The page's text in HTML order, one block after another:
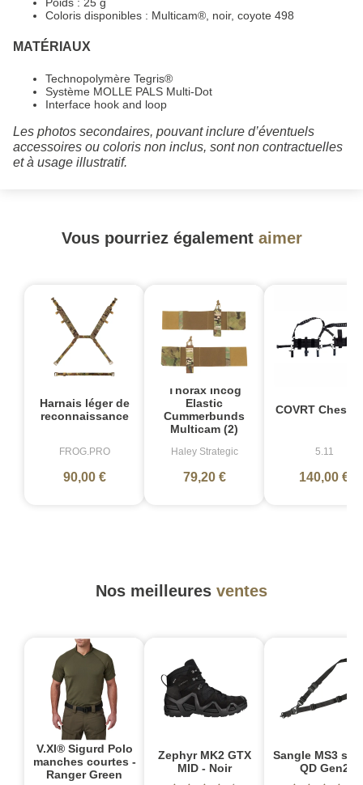
Poids : 25 g
Coloris disponibles : Multicam®, noir, coyote 498
MATÉRIAUX
Technopolymère Tegris®
Système MOLLE PALS Multi-Dot
Interface hook and loop
Les photos secondaires, pouvant inclure d’éventuels
accessoires ou coloris non inclus, sont non contractuelles
et à usage illustratif.
Vous pourriez également aimer
Harnais léger de
reconnaissance
FROG.PRO
90,00 €
Thorax Incog
Elastic
Cummerbunds
Multicam (2)
Haley Strategic
79,20 €
COVRT Chest
5.11
140,00 €
Nos meilleures ventes
V.XI® Sigurd Polo
manches courtes -
Ranger Green
Zephyr MK2 GTX
MID - Noir
Sangle MS3
QD Gen2